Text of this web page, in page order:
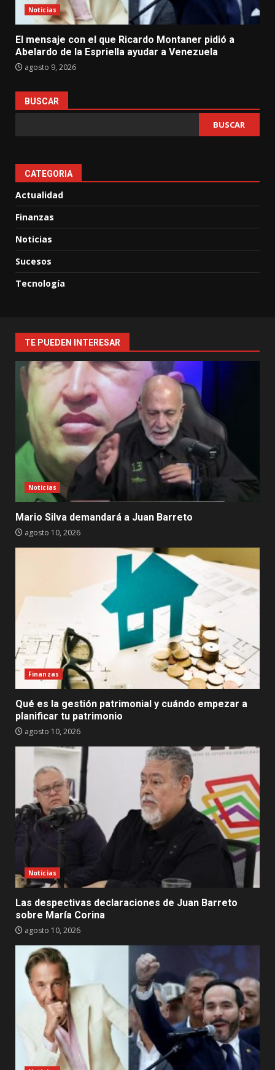
Noticias
El mensaje con el que Ricardo Montaner pidió a
Abelardo de la Espriella ayudar a Venezuela
agosto 9, 2026
BUSCAR
BUSCAR
CATEGORIA
Actualidad
Finanzas
Noticias
Sucesos
Tecnología
TE PUEDEN INTERESAR
Noticias
Mario Silva demandará a Juan Barreto
agosto 10, 2026
Finanzas
Qué es la gestión patrimonial y cuándo empezar a
planificar tu patrimonio
agosto 10, 2026
Noticias
Las despectivas declaraciones de Juan Barreto
sobre María Corina
agosto 10, 2026